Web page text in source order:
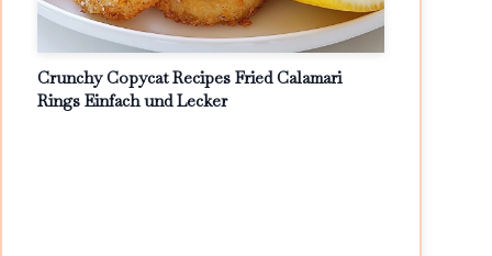
Crunchy Copycat Recipes Fried Calamari
Rings Einfach und Lecker